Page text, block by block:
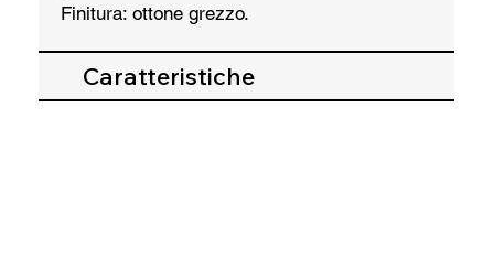
Finitura: ottone grezzo.
Caratteristiche